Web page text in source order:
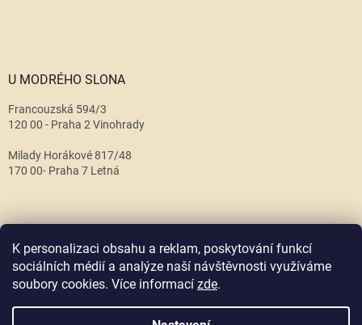
K personalizaci obsahu a reklam, poskytování funkcí
sociálních médií a analýze naší návštěvnosti využíváme
soubory cookies. Více informací zde.
U MODRÉHO SLONA
Francouzská 594/3
120 00 - Praha 2 Vinohrady
Milady Horákové 817/48
170 00- Praha 7 Letná